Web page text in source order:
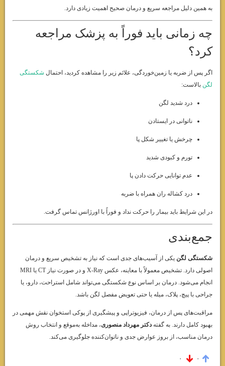
به همین دلیل مراجعه سریع و درمان صحیح اهمیت زیادی دارد.
چه زمانی باید فوراً به پزشک مراجعه
کرد؟
اگر پس از ضربه یا زمین‌خوردگی، علائم زیر را مشاهده کردید، احتمال شکستگی
لگنبالاست:
درد شدید لگن
ناتوانی در ایستادن
چرخش یا تغییر شکل پا
تورم و کبودی شدید
عدم توانایی حرکت دادن پا
درد کشاله ران همراه با ضربه
در این شرایط باید بیمار را حرکت نداد و فوراً با اورژانس تماس گرفت.
جمع‌بندی
شکستگی لگنیکی از آسیب‌های جدی است که نیاز به تشخیص سریع و درمان
اصولی دارد. تشخیص معمولاً با معاینه، عکس X-Ray و در صورت نیاز CT یا MRI
انجام می‌شود. درمان بر اساس نوع شکستگی می‌تواند شامل استراحت، دارو، یا
جراحی با پیچ، پلاک، میله یا حتی تعویض مفصل لگن باشد.
مراقبت‌های پس از درمان، فیزیوتراپی و پیشگیری از پوکی استخوان نقش مهمی در
بهبود کامل دارند. به گفتهدکتر مهرداد منصوری، مداخله به‌موقع و انتخاب روش
درمان مناسب، از بروز عوارض جدی و ناتوان‌کننده جلوگیری می‌کند.
۰